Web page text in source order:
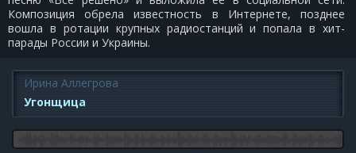
Композиция обрела известность в Интернете, позднее
вошла в ротации крупных радиостанций и попала в хит-
парады России и Украины.
Ирина Аллегрова
Угонщица